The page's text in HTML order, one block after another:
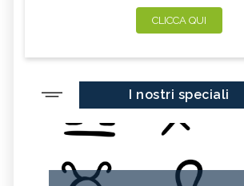
CLICCA QUI
I nostri speciali